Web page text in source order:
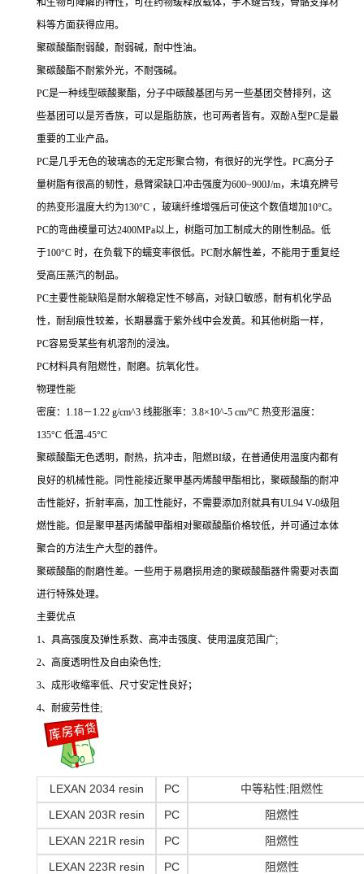
料等方面获得应用。
聚碳酸酯耐弱酸，耐弱碱，耐中性油。
聚碳酸酯不耐紫外光，不耐强碱。
PC是一种线型碳酸聚酯，分子中碳酸基团与另一些基团交替排列，这
些基团可以是芳香族，可以是脂肪族，也可两者皆有。双酚A型PC是最
重要的工业产品。
PC是几乎无色的玻璃态的无定形聚合物，有很好的光学性。PC高分子
量树脂有很高的韧性，悬臂梁缺口冲击强度为600~900J/m，未填充牌号
的热变形温度大约为130°C ，玻璃纤维增强后可使这个数值增加10°C。
PC的弯曲模量可达2400MPa以上，树脂可加工制成大的刚性制品。低
于100°C 时，在负载下的蠕变率很低。PC耐水解性差，不能用于重复经
受高压蒸汽的制品。
PC主要性能缺陷是耐水解稳定性不够高，对缺口敏感，耐有机化学品
性，耐刮痕性较差，长期暴露于紫外线中会发黄。和其他树脂一样，
PC容易受某些有机溶剂的浸浊。
PC材料具有阻燃性，耐磨。抗氧化性。
物理性能
密度：1.18－1.22 g/cm^3 线膨胀率：3.8×10^-5 cm/°C 热变形温度：
135°C 低温-45°C
聚碳酸酯无色透明，耐热，抗冲击，阻燃BI级，在普通使用温度内都有
良好的机械性能。同性能接近聚甲基丙烯酸甲酯相比，聚碳酸酯的耐冲
击性能好，折射率高，加工性能好，不需要添加剂就具有UL94 V-0级阻
燃性能。但是聚甲基丙烯酸甲酯相对聚碳酸酯价格较低，并可通过本体
聚合的方法生产大型的器件。
聚碳酸酯的耐磨性差。一些用于易磨损用途的聚碳酸酯器件需要对表面
进行特殊处理。
主要优点
1、具高强度及弹性系数、高冲击强度、使用温度范围广;
2、高度透明性及自由染色性;
3、成形收缩率低、尺寸安定性良好；
4、耐疲劳性佳;
LEXAN 2034 resin PC 中等粘性;阻燃性
LEXAN 203R resin
PC
阻燃性
LEXAN 221R resin
PC
阻燃性
LEXAN 223R resin
PC
阻燃性